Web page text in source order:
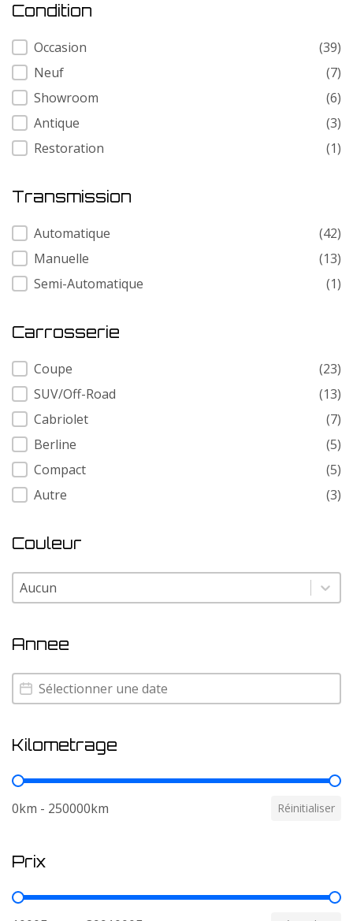
Condition
Condition
Occasion
(39)
Neuf
(7)
Showroom
(6)
Antique
(3)
Restoration
(1)
Transmission
Transmission
Automatique
(42)
Manuelle
(13)
Semi-Automatique
(1)
Carrosserie
Carrosserie
Coupe
(23)
SUV/Off-Road
(13)
Cabriolet
(7)
Berline
(5)
Compact
(5)
Autre
(3)
Couleur
Couleur
Couleur
Annee
Annee
Annee
Kilometrage
Kilometrage
0km - 250000km Réinitialiser
Prix
Prix